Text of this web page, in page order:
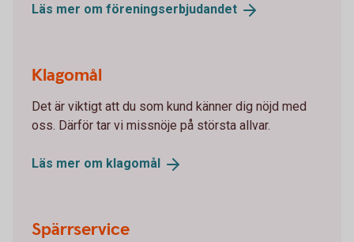
Läs mer om föreningserbjudandet
Klagomål
Det är viktigt att du som kund känner dig nöjd med
oss. Därför tar vi missnöje på största allvar.
Läs mer om klagomål
Spärrservice